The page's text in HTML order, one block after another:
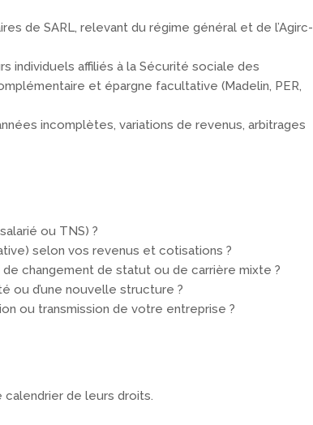
de SARL, relevant du régime général et de l’Agirc-
individuels affiliés à la Sécurité sociale des
et épargne facultative (Madelin, PER,
incomplètes, variations de revenus, arbitrages
ou TNS) ?
selon vos revenus et cotisations ?
changement de statut ou de carrière mixte ?
ou d’une nouvelle structure ?
ou transmission de votre entreprise ?
de leurs droits.